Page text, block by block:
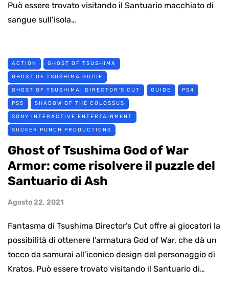
Può essere trovato visitando il Santuario macchiato di
sangue sull’isola…
ACTION GHOST OF TSUSHIMA
GHOST OF TSUSHIMA GUIDE
GHOST OF TSUSHIMA: DIRECTOR'S CUT GUIDE PS4
PS5 SHADOW OF THE COLOSSUS
SONY INTERACTIVE ENTERTAINMENT
SUCKER PUNCH PRODUCTIONS
Ghost of Tsushima God of War
Armor: come risolvere il puzzle del
Santuario di Ash
Agosto 22, 2021
Fantasma di Tsushima Director’s Cut offre ai giocatori la
possibilità di ottenere l’armatura God of War, che dà un
tocco da samurai all’iconico design del personaggio di
Kratos. Può essere trovato visitando il Santuario di…